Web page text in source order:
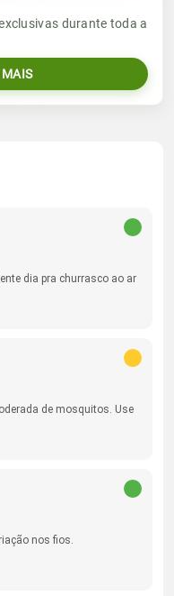
Umidade do ar
85%
Lua
Umidade do ar
Vento
- 23km/h
durante toda a
MAIS
dia pra churrasco ao ar
de mosquitos. Use
nos fios.